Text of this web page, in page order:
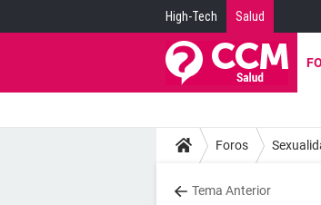
High-Tech Salud
Foros
Tema Anterior